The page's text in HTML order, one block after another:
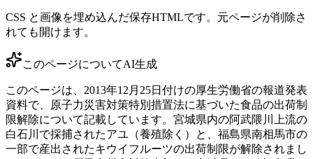
CSS と画像を埋め込んだ保存HTMLです。元ページが削除さ
れても開けます。
このページについてAI生成
このページは、2013年12月25日付けの厚生労働省の報道発表
資料で、原子力災害対策特別措置法に基づいた食品の出荷制
限解除について記載しています。宮城県内の阿武隈川上流の
白石川で採捕されたアユ（養殖除く）と、福島県南相馬市の
一部で産出されたキウイフルーツの出荷制限が解除されまし